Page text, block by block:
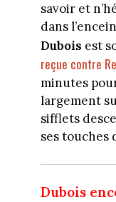
savoir et
dans
Dubois est
reçue contre
minutes
largement
sifflets
ses touches
Dubois